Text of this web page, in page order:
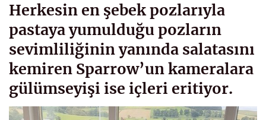
Herkesin en şebek pozlarıyla
pastaya yumulduğu pozların
sevimliliğinin yanında salatasını
kemiren Sparrow’un kameralara
gülümseyişi ise içleri eritiyor.